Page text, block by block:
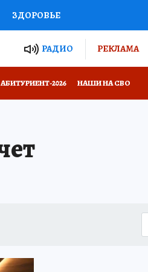
ЗДОРОВЬЕ
РОССИИРАДИО РЕКЛАМА
АБИТУРИЕНТ-2026 НАШИ НА СВО
ВЫБОРЫ ГУБЕРНАТОРА